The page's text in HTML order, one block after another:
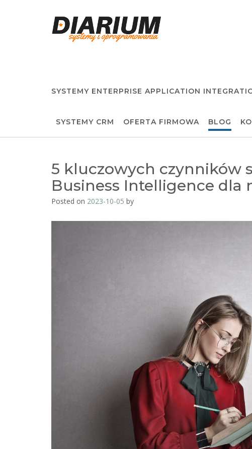
SYSTEMY ENTERPRISE APPLICATION
SYSTEMY CRM OFERTA FIRMOWA BLOG
5 kluczowych czynników
Business Intelligence dla
Posted on 2023-10-05 by